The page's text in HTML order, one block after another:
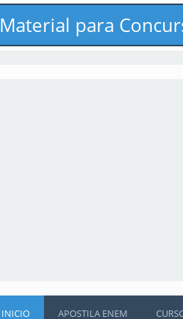
Material para
INICIO APOSTILA ENEM